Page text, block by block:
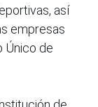
así
empresas
Único de